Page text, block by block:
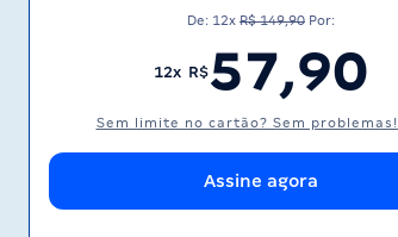
De: 12x R$ 149,90 Por:
12x R$57,90
Sem limite no cartão? Sem problemas!
Assine agora